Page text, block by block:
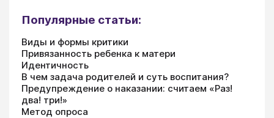
Популярные статьи:
Виды и формы критики
Привязанность ребенка к матери
Идентичность
В чем задача родителей и суть воспитания?
Предупреждение о наказании: считаем «Раз!
два! три!»
Метод опроса